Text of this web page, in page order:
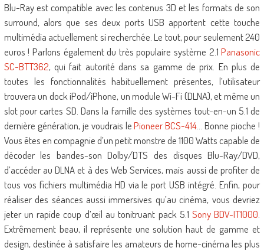
Blu-Ray est compatible avec les contenus 3D et les formats de son
surround, alors que ses deux ports USB apportent cette touche
multimédia actuellement si recherchée. Le tout, pour seulement 240
euros ! Parlons également du très populaire système 2.1Panasonic
SC-BTT362, qui fait autorité dans sa gamme de prix. En plus de
toutes les fonctionnalités habituellement présentes, l’utilisateur
trouvera un dock iPod/iPhone, un module Wi-Fi (DLNA), et même un
slot pour cartes SD. Dans la famille des systèmes tout-en-un 5.1 de
dernière génération, je voudrais lePioneer BCS-414 … Bonne pioche !
Vous êtes en compagnie d’un petit monstre de 1100 Watts capable de
décoder les bandes-son Dolby/DTS des disques Blu-Ray/DVD,
d’accéder au DLNA et à des Web Services, mais aussi de profiter de
tous vos fichiers multimédia HD via le port USB intégré. Enfin, pour
réaliser des séances aussi immersives qu’au cinéma, vous devriez
jeter un rapide coup d’œil au tonitruant pack 5.1Sony BDV-IT1000
Extrêmement beau, il représente une solution haut de gamme et
design, destinée à satisfaire les amateurs de home-cinéma les plus